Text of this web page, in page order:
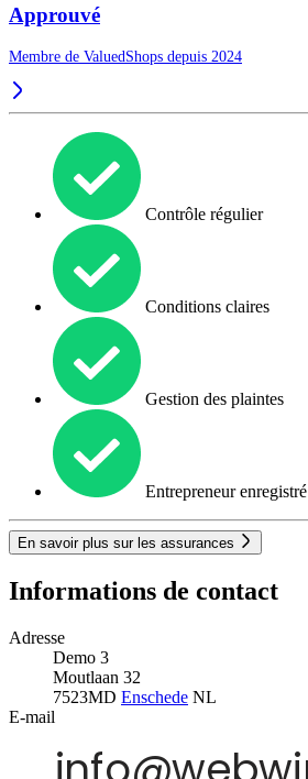
Approuvé
Membre de ValuedShops depuis 2024
Contrôle régulier
Conditions claires
Gestion des plaintes
Entrepreneur enregistré
En savoir plus sur les assurances
Informations de contact
Adresse
Demo 3
Moutlaan 32
7523MD Enschede NL
E-mail